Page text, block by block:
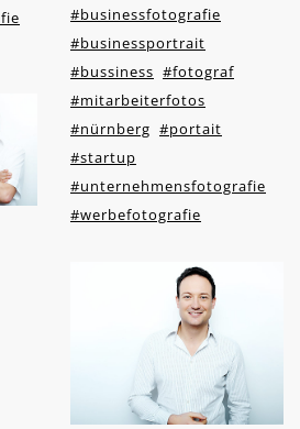
#businessfotografie
#businessportrait
#bussiness #fotograf
#mitarbeiterfotos
#nürnberg #portait
#startup
#unternehmensfotografie
#werbefotografie